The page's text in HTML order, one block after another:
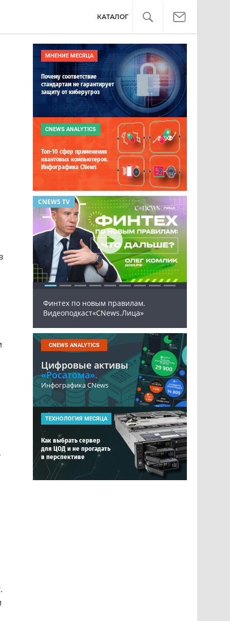
КАТАЛОГ
МНЕНИЕ МЕСЯЦА
Почему соответствие
стандартам не гарантирует
защиту от киберугроз
CNEWS ANALYTICS
Топ-10 сфер применения
квантовых компьютеров.
Инфографика CNews
CNEWS TV
Финтех по новым правилам.
Видеоподкаст«CNews.Лица»
CNEWS ANALYTICS
Цифровые активы
«Росатома».
Инфографика CNews
ТЕХНОЛОГИЯ МЕСЯЦА
Как выбрать сервер
для ЦОД и не прогадать
в перспективе